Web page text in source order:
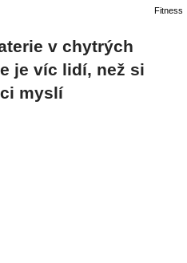
Fitness
v chytrých
je víc lidí, než si
myslí